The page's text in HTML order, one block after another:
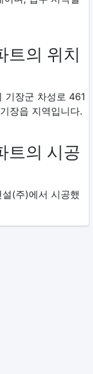
트의 위치
기장군 차성로 461
장읍 지역입니다.
트의 시공
(주)에서 시공했